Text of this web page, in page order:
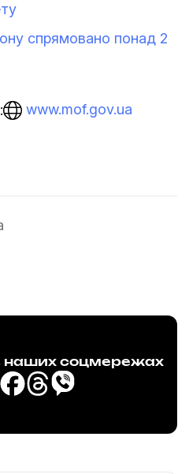
спрямовано понад 2
www.mof.gov.ua
наших соцмережах